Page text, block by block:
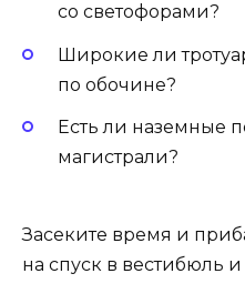
со светофорами?
Широкие ли
по обочине?
Есть ли наземные
магистрали?
Засеките время и
на спуск в вестибюль